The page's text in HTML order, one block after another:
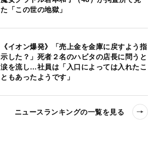
た「この世の地獄」
《イオン爆発》「売上金を金庫に戻すよう指
示した？」死者２名のハビタの店長に問うと
涙を流し…社員は「入口によっては入れたこ
ともあったようです」
ニュースランキングの一覧を見る